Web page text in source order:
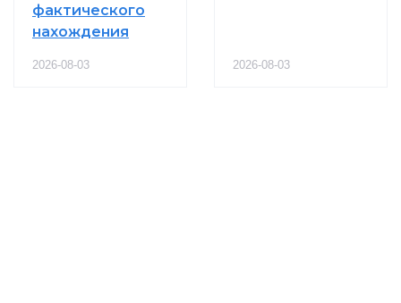
фактического
нахождения
2026-08-03 2026-08-03